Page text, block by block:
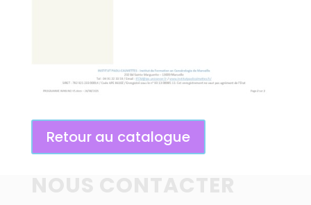
Retour au catalogue